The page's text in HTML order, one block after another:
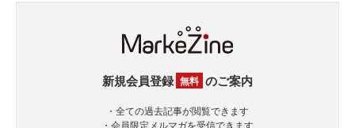
新規会員登録 無料 のご案内
・全ての過去記事が閲覧できます
・会員限定メルマガを受信できます